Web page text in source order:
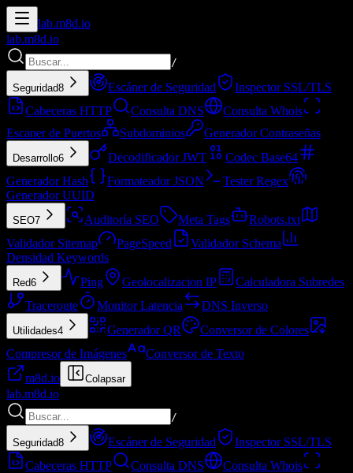
lab.m8d.io
lab.m8d.io
/
Seguridad8 Escáner de Seguridad
Inspector SSL/TLS
Cabeceras HTTP
Consulta DNS
Consulta Whois
Escaner de Puertos
Subdominios Generador Contraseñas
Desarrollo6 Decodificador JWT
Codec Base64
Generador Hash
Formateador JSON
Tester Regex
Generador UUID
SEO7 Auditoría SEO Meta Tags
Robots.txt
Validador Sitemap
PageSpeed
Validador Schema
Densidad Keywords
Red6 Ping Geolocalizacion IP
Calculadora Subredes
Traceroute
Monitor Latencia DNS Inverso
Utilidades4 Generador QR
Conversor de Colores
Compresor de Imágenes
Conversor de Texto
m8d.io
Colapsar
lab.m8d.io
/
Seguridad8 Escáner de Seguridad
Inspector SSL/TLS
Cabeceras HTTP
Consulta DNS
Consulta Whois